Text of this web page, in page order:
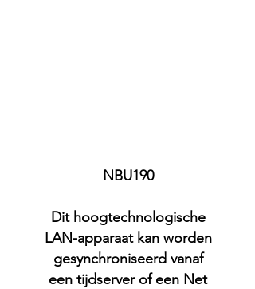
NBU190
Dit hoogtechnologische
LAN-apparaat kan worden
gesynchroniseerd vanaf
een tijdserver of een Net